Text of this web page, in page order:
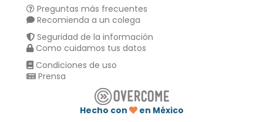
Preguntas más frecuentes
Recomienda a un colega
Seguridad de la información
Como cuidamos tus datos
Condiciones de uso
Prensa
Hecho con
en México